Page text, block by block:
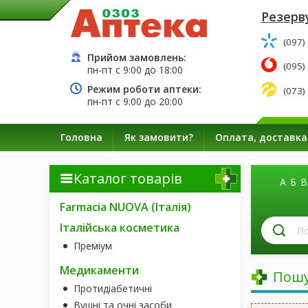
Прийом замовлень:
пн-пт с9:00 до 18:00
Режим роботи аптеки:
пн-пт с9:00 до 20:00
(097)
(095)
(073)
Головна Як замовити? Оплата, доставка
Каталог товарів
Farmacia NUOVA (Італія)
Італійська косметика
Преміум
Медикаменти
Протидіабетичні
Вушні та очні засоби
А Б В
за